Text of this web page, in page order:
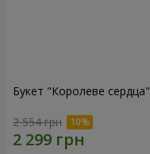
Букет "Королеве сердца"
2 554 грн